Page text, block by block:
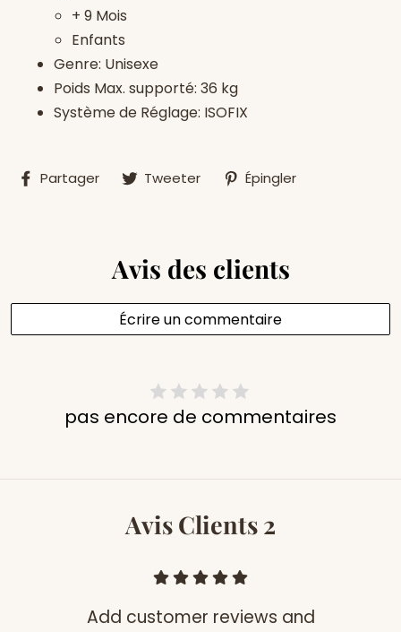
+ 9 Mois
Enfants
Genre: Unisexe
Poids Max. supporté: 36 kg
Système de Réglage: ISOFIX
Partager
PartagerTweeter
Tweeter
sur
Épingler
Avis des clients
Écrire un commentaire
pas encore de commentaires
Avis Clients 2
Add customer reviews and